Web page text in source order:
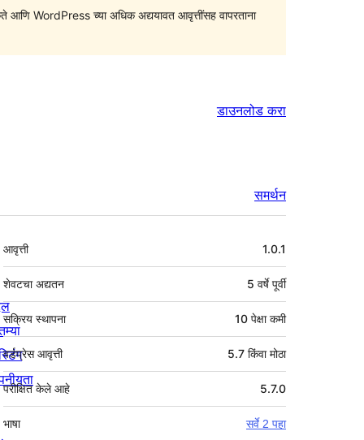
आणि WordPress च्या अधिक अद्ययावत आवृत्तींसह वापरताना
डाउनलोड करा
समर्थन
मेटा
आवृत्ती 1.0.1
शेवटचा अद्यतन 5 वर्षे पूर्वी
सक्रिय स्थापना 10 पेक्षा कमी
वर्डप्रेस आवृत्ती 5.7 किंवा मोठा
परीक्षित केले आहे 5.7.0
भाषा सर्वे 2 पहा